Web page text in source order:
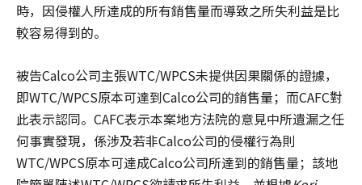
時，因侵權人所達成的所有銷售量而導致之所失利益是比
較容易得到的。
被告Calco公司主張WTC/WPCS未提供因果關係的證據，
即WTC/WPCS原本可達到Calco公司的銷售量；而CAFC對
此表示認同。CAFC表示本案地方法院的意見中所遺漏之任
何事實發現，係涉及若非Calco公司的侵權行為則
WTC/WPCS原本可達成Calco公司所達到的銷售量；該地